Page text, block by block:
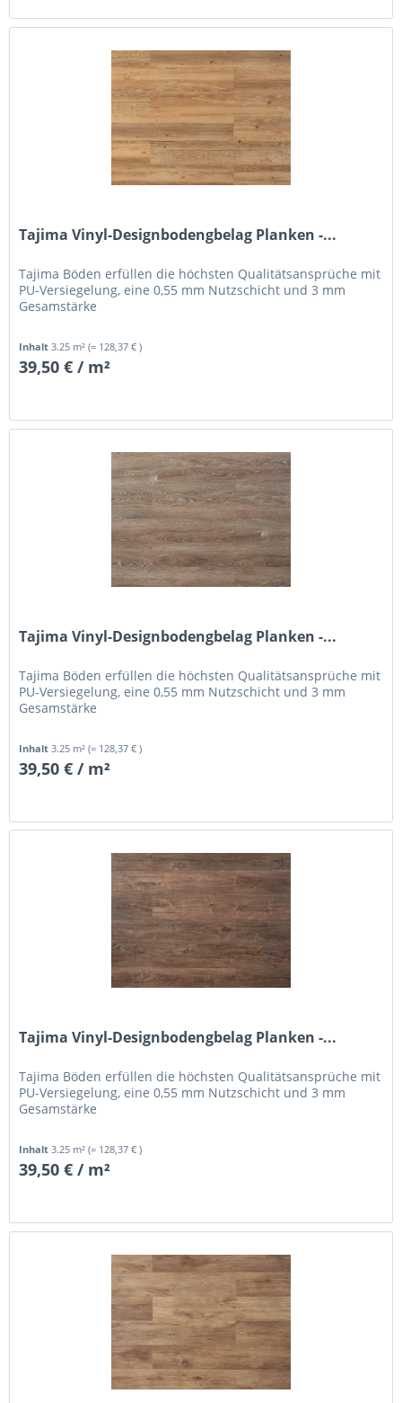
Tajima Vinyl-Designbodengbelag Planken -...
Tajima Böden erfüllen die höchsten Qualitätsansprüche mit
PU-Versiegelung, eine 0,55 mm Nutzschicht und 3 mm
Gesamstärke
Inhalt 3.25 m²(= 128,37 € )
39,50 € / m²
Tajima Vinyl-Designbodengbelag Planken -...
Tajima Böden erfüllen die höchsten Qualitätsansprüche mit
PU-Versiegelung, eine 0,55 mm Nutzschicht und 3 mm
Gesamstärke
Inhalt 3.25 m²(= 128,37 € )
39,50 € / m²
Tajima Vinyl-Designbodengbelag Planken -...
Tajima Böden erfüllen die höchsten Qualitätsansprüche mit
PU-Versiegelung, eine 0,55 mm Nutzschicht und 3 mm
Gesamstärke
Inhalt3.25 m²(= 128,37 € )
39,50 € / m²